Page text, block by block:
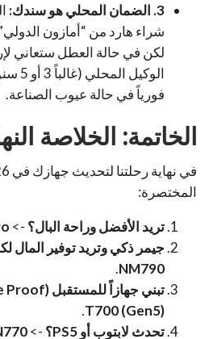
3. الضمان المحلي هو سندك:
شراء هارد من “أمازون
لكن في حالة العطل ستعاني
فورياً في حالة عيوب الصناعة.
الخاتمة: الخلاصة
المختصرة:
تريد الأفضل وراحة البال؟ ->
جيمر ذكي وتريد توفير المال
NM790
.
تبني جهازاً للمستقبل (Future Proof)؟
T700 (Gen5)
.
تحدث لابتوب أو PS5؟
->